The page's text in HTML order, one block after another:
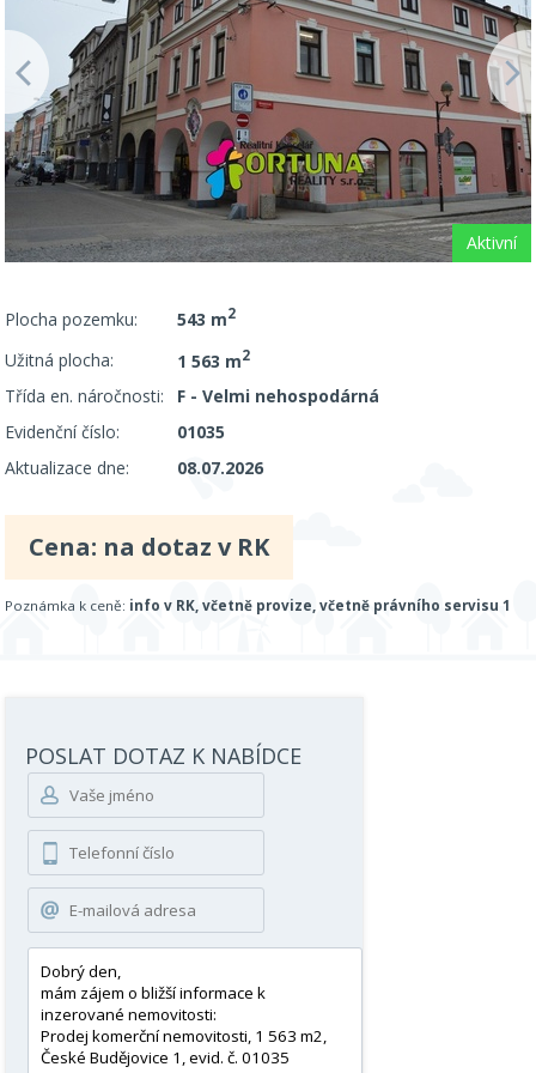
Aktivní
Plocha pozemku: 543 m2
Užitná plocha: 1 563 m2
Třída en. náročnosti:
F - Velmi nehospodárná
Evidenční číslo:
01035
Aktualizace dne:
08.07.2026
Cena: na dotaz v RK
Poznámka k ceně: info v RK, včetně provize, včetně právního servisu 1
POSLAT DOTAZ K NABÍDCE